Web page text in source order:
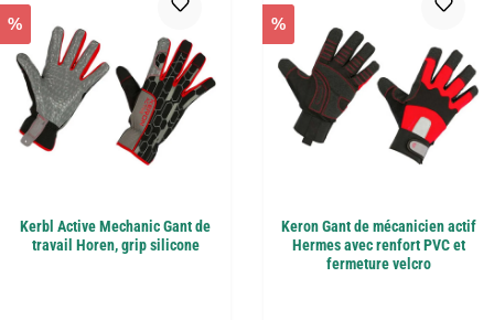
%
Kerbl Active Mechanic Gant de
travail Horen, grip silicone
%
Keron Gant de mécanicien actif
Hermes avec renfort PVC et
fermeture velcro